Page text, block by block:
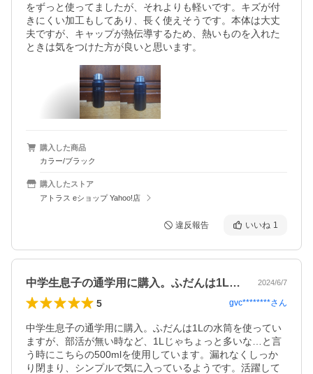
をずっと使ってましたが、それよりも軽いです。キズが付
きにくい加工もしてあり、長く使えそうです。本体は大丈
夫ですが、キャップが熱伝導するため、熱いものを入れた
ときは気をつけた方が良いと思います。
購入した商品
カラー/ブラック
購入したストア
アトラス eショップ Yahoo!店
違反報告 いいね 1
中学生息子の通学用に購入。ふだんは1L… 2024/6/7
5 gvc********さん
中学生息子の通学用に購入。ふだんは1Lの水筒を使ってい
ますが、部活が無い時など、1Lじゃちょっと多いな…と言
う時にこちらの500mlを使用しています。漏れなくしっか
り閉まり、シンプルで気に入っているようです。活躍して